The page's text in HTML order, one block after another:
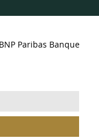
Paribas Banque